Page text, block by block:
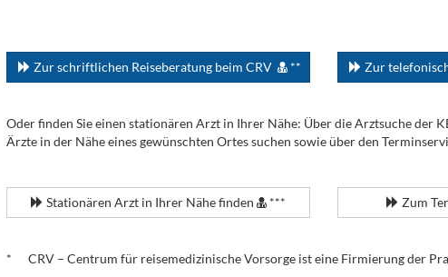
Zur schriftlichen Reiseberatung beim CRV ** Zur
Oder finden Sie einen stationären Arzt in Ihrer Nähe: Über die Arztsuche der
Ärzte in der Nähe eines gewünschten Ortes suchen sowie über den
Stationären Arzt in Ihrer Nähe finden *** Zum
* CRV – Centrum für reisemedizinische Vorsorge ist eine Firmierung der